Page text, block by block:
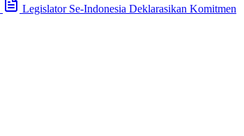
Legislator Se-Indonesia Deklarasikan Komitmen